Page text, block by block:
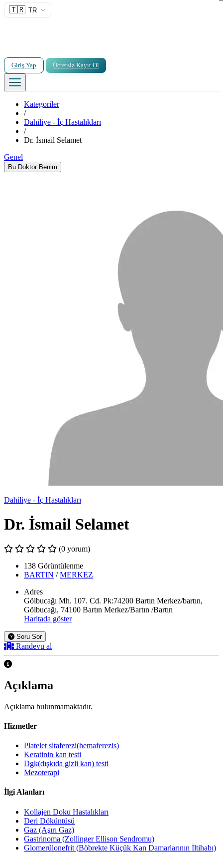
🇹🇷 TR
Giriş Yap Ücretsiz Kayıt Ol
Kategoriler
/
Dahiliye - İç Hastalıkları
/
Dr. İsmail Selamet
Genel
Bu Doktor Benim
Dahiliye - İç Hastalıkları
Dr. İsmail Selamet
(0 yorum)
138 Görüntülenme
BARTIN /MERKEZ
Adres
Gölbucağı Mh. 107. Cd. Pk:74200 Bartın Merkez/bartın,
Gölbucağı, 74100 Bartın Merkez/Bartın /Bartın
Haritada göster
Soru Sor
Randevu al
Açıklama
Açıklama bulunmamaktadır.
Hizmetler
Platelet sitaferezi(hemaferezis)
Keratinin kan testi
Dgk(dışkıda gizli kan) testi
Mezoterapi
İlgi Alanları
Kollajen Doku Hastalıkları
Deri Döküntüsü
Gaz (Aşırı Gaz)
Gastrinoma (Zollinger Ellison Sendromu)
Glomerülonefrit (Böbrekte Küçük Kan Damarlarının İltihabı)